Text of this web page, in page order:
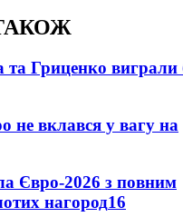
та Гриценко виграли
не вклався у вагу на
Євро-2026 з повним
нагород16